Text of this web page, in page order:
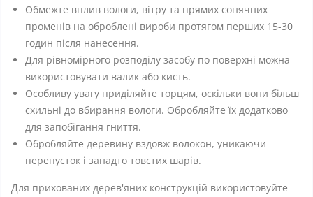
Обмежте вплив вологи, вітру та прямих сонячних
променів на оброблені вироби протягом перших 15-30
годин після нанесення.
Для рівномірного розподілу засобу по поверхні можна
використовувати валик або кисть.
Особливу увагу приділяйте торцям, оскільки вони більш
схильні до вбирання вологи. Обробляйте їх додатково
для запобігання гниття.
Обробляйте деревину вздовж волокон, уникаючи
перепусток і занадто товстих шарів.
Для прихованих дерев'яних конструкцій використовуйте